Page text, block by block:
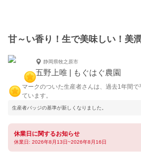
甘～い香り！生で美味しい！美
静岡県牧之原市
五野上唯 | もぐはぐ農園
マークのついた生産者さんは、過去1年間
ています。
生産者バッジの基準が新しくなりました。
休業日に関するお知らせ
休業日: 2026年8月13日~2026年8月16日